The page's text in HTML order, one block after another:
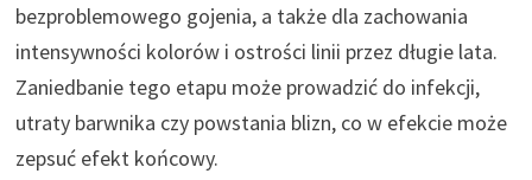
bezproblemowego gojenia, a także dla zachowania
intensywności kolorów i ostrości linii przez długie lata.
Zaniedbanie tego etapu może prowadzić do infekcji,
utraty barwnika czy powstania blizn, co w efekcie może
zepsuć efekt końcowy.